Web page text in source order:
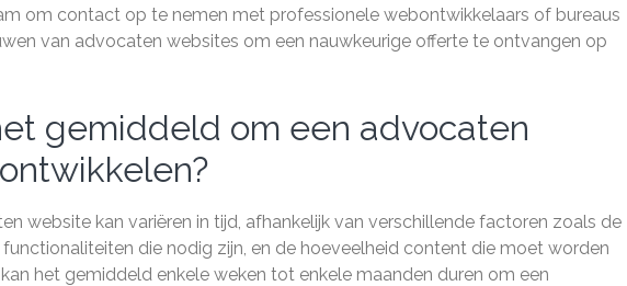
om contact op te nemen met professionele webontwikkelaars of bureaus
van advocaten websites om een nauwkeurige offerte te ontvangen op
gemiddeld om een advocaten
website kan variëren in tijd, afhankelijk van verschillende factoren zoals de
die nodig zijn, en de hoeveelheid content die moet worden
het gemiddeld enkele weken tot enkele maanden duren om een